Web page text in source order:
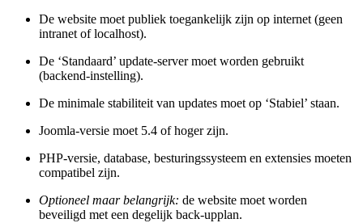
De website moet publiek toegankelijk zijn op internet (geen
intranet of localhost).
De ‘Standaard’ update-server moet worden gebruikt
(backend-instelling).
De minimale stabiliteit van updates moet op ‘Stabiel’ staan.
Joomla-versie moet 5.4 of hoger zijn.
PHP-versie, database, besturingssysteem en extensies moeten
compatibel zijn.
Optioneel maar belangrijk: de website moet worden
beveiligd met een degelijk back-upplan.